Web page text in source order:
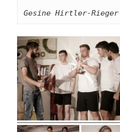
Gesine Hirtler-Rieger